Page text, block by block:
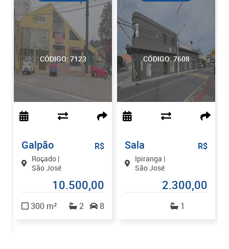
CÓDIGO: 7123
Galpão
Roçado |
São José
R$
10.500,00
300 m² 2 8
CÓDIGO: 7608
Sala
Ipiranga |
São José
R$
2.300,00
1